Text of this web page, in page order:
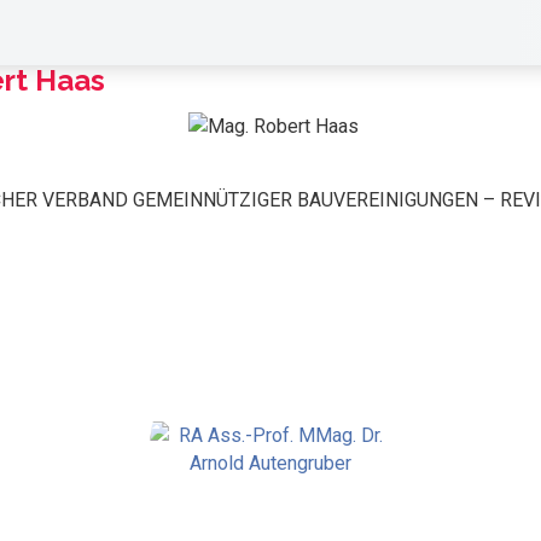
Haas
VERBAND GEMEINNÜTZIGER BAUVEREINIGUNGEN –